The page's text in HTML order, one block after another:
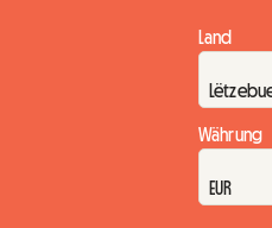
Land
Währung